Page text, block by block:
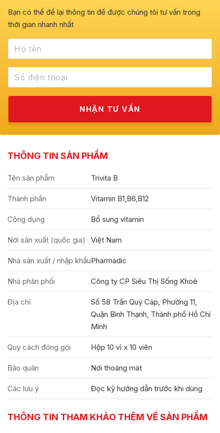
Bạn có thể để lại thông tin để được chúng tôi tư vấn trong
thời gian nhanh nhất
THÔNG TIN SẢN PHẨM
Tên sản phẩm Trivita B
Thành phần Vitamin B1,B6,B12
Công dụng Bổ sung vitamin
Nơi sản xuất (quốc gia) Việt Nam
Nhà sản xuất / nhập khẩuPharmadic
Nhà phân phối Công ty CP Siêu Thị Sống Khoẻ
Địa chỉ
Số 58 Trần Quý Cáp, Phường 11,
Quận Bình Thạnh, Thành phố Hồ Chí
Minh
Quy cách đóng gói Hộp 10 vỉ x 10 viên
Bảo quản Nơi thoáng mát
Các lưu ý Đọc kỹ hướng dẫn trước khi dùng
THÔNG TIN THAM KHẢO THÊM VỀ SẢN PHẨM